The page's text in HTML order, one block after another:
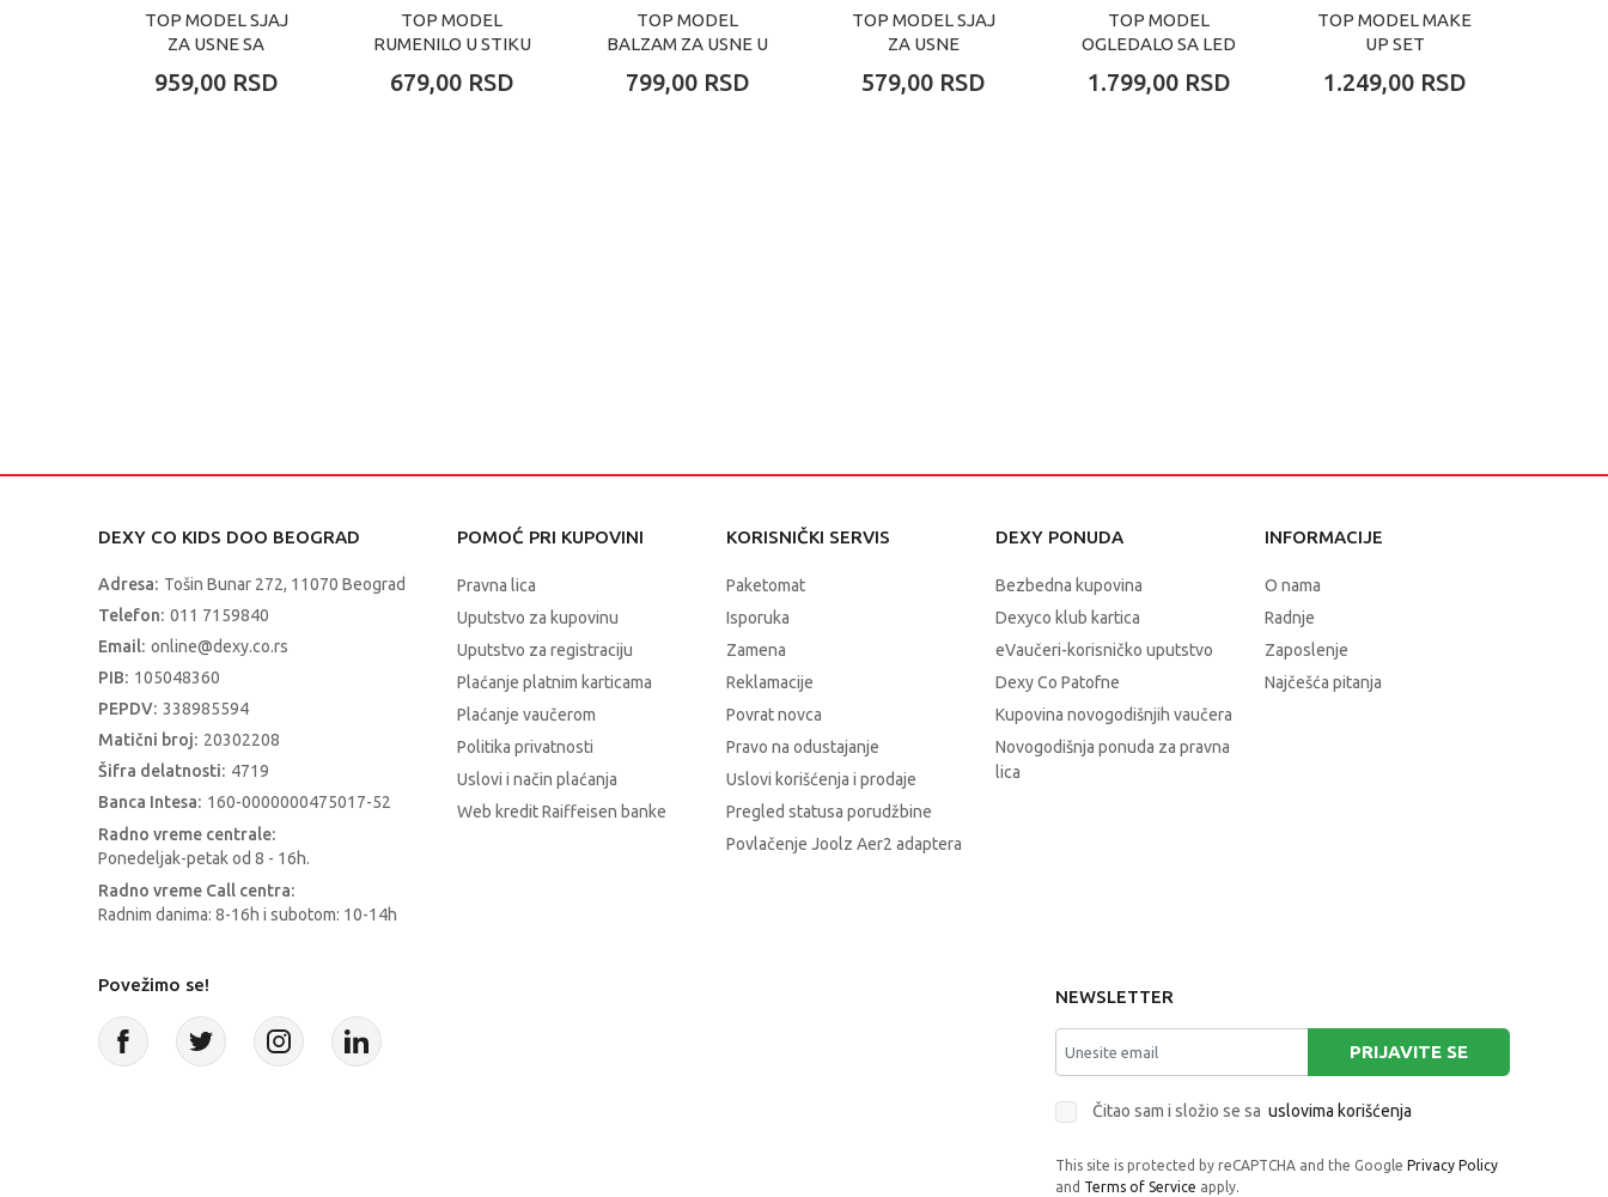
TOP MODEL SJAJ
ZA USNE SA
959,00 RSD
TOP MODEL
RUMENILO U STIKU
679,00 RSD
TOP MODEL
BALZAM ZA USNE U
799,00 RSD
TOP MODEL SJAJ
ZA USNE
579,00 RSD
TOP MODEL
OGLEDALO SA LED
1.799,00 RSD
TOP MODEL MAKE
UP SET
1.249,00 RSD
DEXY CO KIDS DOO BEOGRAD
Adresa: Tošin Bunar 272, 11070 Beograd
Telefon: 011 7159840
Email: online@dexy.co.rs
PIB: 105048360
PEPDV: 338985594
Matični broj: 20302208
Šifra delatnosti: 4719
Banca Intesa: 160-0000000475017-52
Radno vreme centrale:
Ponedeljak-petak od 8 - 16h.
Radno vreme Call centra:
Radnim danima: 8-16h i subotom: 10-14h
POMOĆ PRI KUPOVINI
Pravna lica
Uputstvo za kupovinu
Uputstvo za registraciju
Plaćanje platnim karticama
Plaćanje vaučerom
Politika privatnosti
Uslovi i način plaćanja
Web kredit Raiffeisen banke
KORISNIČKI SERVIS
Paketomat
Isporuka
Zamena
Reklamacije
Povrat novca
Pravo na odustajanje
Uslovi korišćenja i prodaje
Pregled statusa porudžbine
Povlačenje Joolz Aer2 adaptera
DEXY PONUDA
Bezbedna kupovina
Dexyco klub kartica
eVaučeri-korisničko uputstvo
Dexy Co Patofne
Kupovina novogodišnjih vaučera
Novogodišnja ponuda za pravna
lica
INFORMACIJE
O nama
Radnje
Zaposlenje
Najčešća pitanja
Povežimo se!
NEWSLETTER
PRIJAVITE SE
Čitao sam i složio se sa uslovima korišćenja
This site is protected by reCAPTCHA and the Google Privacy Policy
and Terms of Service apply.